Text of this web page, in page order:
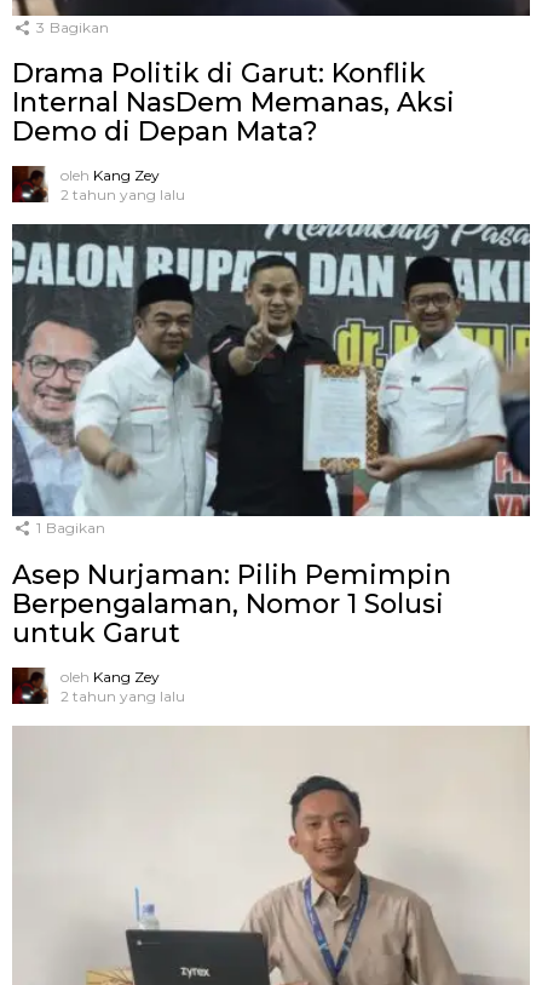
3 Bagikan
Drama Politik di Garut: Konflik
Internal NasDem Memanas, Aksi
Demo di Depan Mata?
oleh Kang Zey
2 tahun yang lalu
1 Bagikan
Asep Nurjaman: Pilih Pemimpin
Berpengalaman, Nomor 1 Solusi
untuk Garut
oleh Kang Zey
2 tahun yang lalu